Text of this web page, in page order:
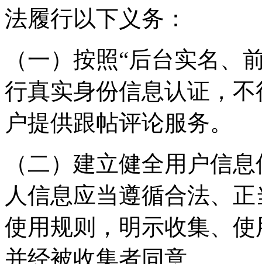
法履行以下义务：
（一）按照“后台实名、
行真实身份信息认证，
户提供跟帖评论服务。
（二）建立健全用户信
人信息应当遵循合法、
使用规则，明示收集、
并经被收集者同意。